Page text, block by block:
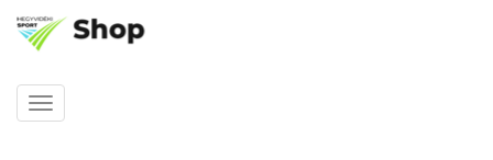
Toggle
navigation